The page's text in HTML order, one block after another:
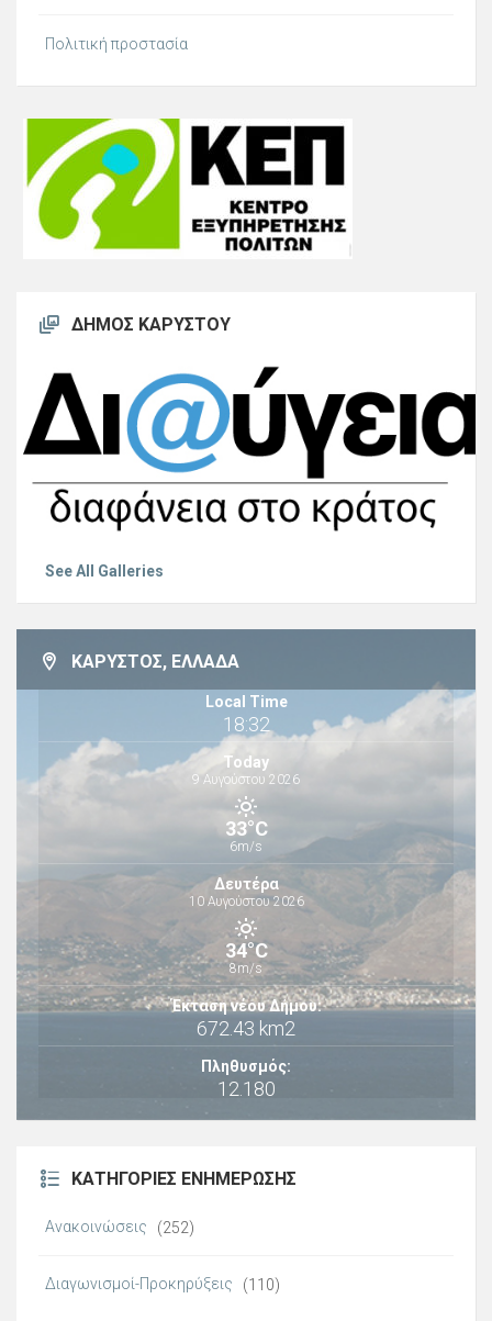
Πολιτική προστασία
ΔΉΜΟΣ ΚΑΡΎΣΤΟΥ
See All Galleries
ΚΆΡΥΣΤΟΣ, ΕΛΛΆΔΑ
Local Time
18:32
Today
9 Αυγούστου 2026
33°C
6m/s
Δευτέρα
10 Αυγούστου 2026
34°C
8m/s
Έκταση νέου Δήμου:
672.43 km2
Πληθυσμός:
12.180
ΚΑΤΗΓΟΡΊΕΣ ΕΝΗΜΈΡΩΣΗΣ
Ανακοινώσεις (252)
Διαγωνισμοί-Προκηρύξεις (110)